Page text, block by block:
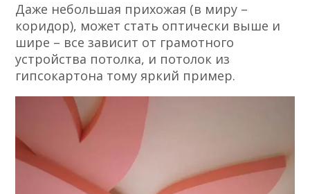
Даже небольшая прихожая (в миру –
коридор), может стать оптически выше и
шире – все зависит от грамотного
устройства потолка, и потолок из
гипсокартона тому яркий пример.